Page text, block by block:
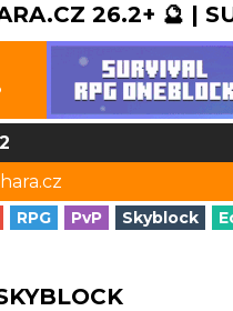
26.2+ 🔮 |
RPG PvP Skyblock